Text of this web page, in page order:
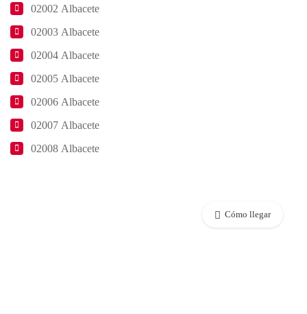
02002 Albacete
02003 Albacete
02004 Albacete
02005 Albacete
02006 Albacete
02007 Albacete
02008 Albacete
Cómo llegar